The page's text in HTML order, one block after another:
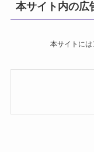
本サイト内の広
本サイトに